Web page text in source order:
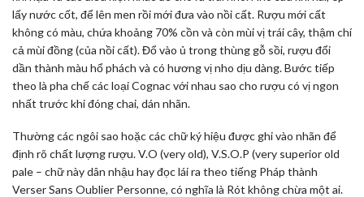
lấy nước cốt, để lên men rồi mới đưa vào nồi cất. Rượu mới cất
không có màu, chứa khoảng 70% cồn và còn mùi vị trái cây, thậm chí
cả mùi đồng (của nồi cất). Đổ vào ủ trong thùng gỗ sồi, rượu đổi
dần thành màu hổ phách và có hương vị nho dịu dàng. Bước tiếp
theo là pha chế các loại Cognac với nhau sao cho rượu có vị ngon
nhất trước khi đóng chai, dán nhãn.
Thường các ngôi sao hoặc các chữ ký hiệu được ghi vào nhãn để
định rõ chất lượng rượu. V.O (very old), V.S.O.P (very superior old
pale – chữ này dân nhậu hay đọc lái ra theo tiếng Pháp thành
Verser Sans Oublier Personne, có nghĩa là Rót không chừa một ai.